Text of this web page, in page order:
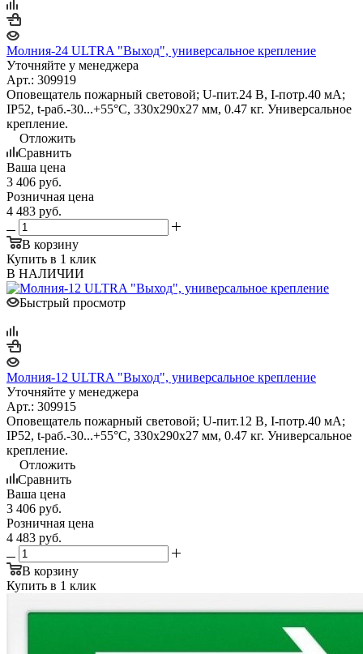
Молния-24 ULTRA "Выход", универсальное крепление
Уточняйте у менеджера
Арт.: 309919
Оповещатель пожарный световой; U-пит.24 В, I-потр.40 мА;
IP52, t-раб.-30...+55°С, 330х290х27 мм, 0.47 кг. Универсальное
крепление.
Отложить
Сравнить
Ваша цена
3 406 руб.
Розничная цена
4 483 руб.
В корзину
Купить в 1 клик
В НАЛИЧИИ
Быстрый просмотр
Молния-12 ULTRA "Выход", универсальное крепление
Уточняйте у менеджера
Арт.: 309915
Оповещатель пожарный световой; U-пит.12 В, I-потр.40 мА;
IP52, t-раб.-30...+55°С, 330х290х27 мм, 0.47 кг. Универсальное
крепление.
Отложить
Сравнить
Ваша цена
3 406 руб.
Розничная цена
4 483 руб.
В корзину
Купить в 1 клик